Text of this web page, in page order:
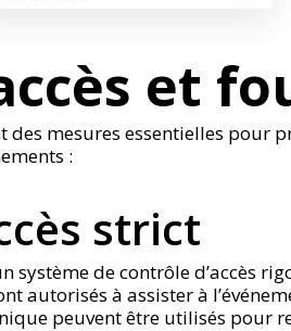
et
des mesures essentielles pour
:
strict
système de contrôle d’accès
autorisés à assister à
peuvent être utilisés pour